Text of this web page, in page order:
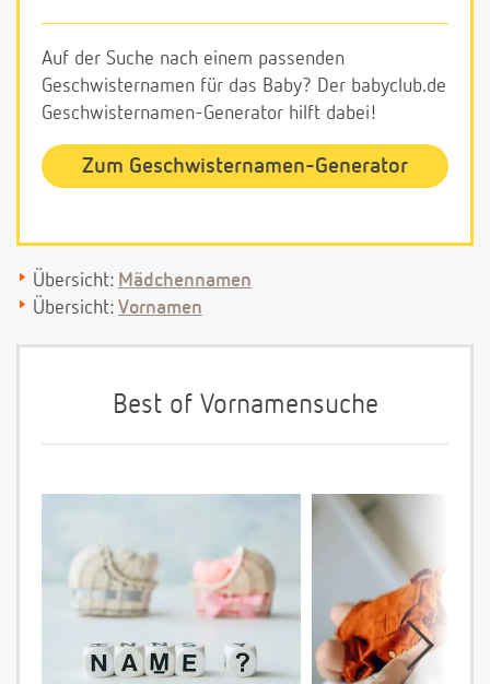
Auf der Suche nach einem passenden
Geschwisternamen für das Baby? Der babyclub.de
Geschwisternamen-Generator hilft dabei!
Zum Geschwisternamen-Generator
Übersicht: Mädchennamen
Übersicht: Vornamen
Best of Vornamensuche